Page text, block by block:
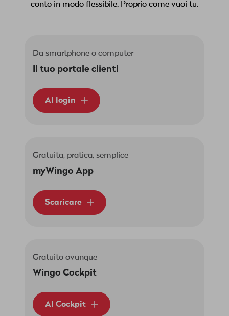
conto in modo flessibile. Proprio come vuoi tu.
Da smartphone o computer
Il tuo portale clienti
Al login
Gratuita, pratica, semplice
myWingo App
Scaricare
Gratuito ovunque
Wingo Cockpit
Al Cockpit